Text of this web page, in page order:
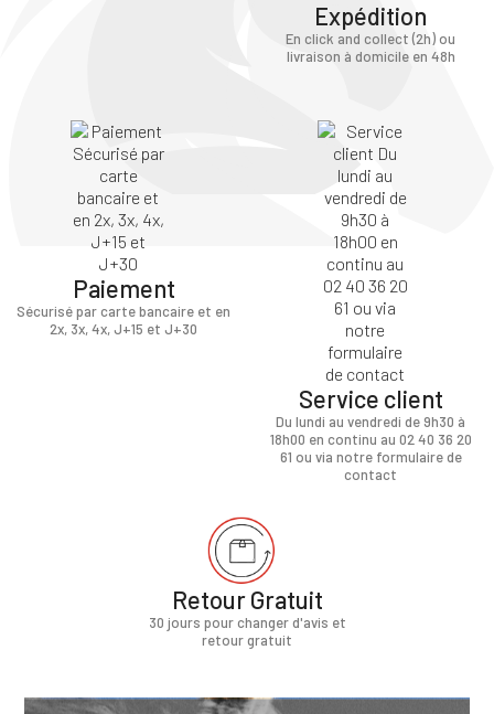
Expédition
En click and collect (2h) ou
livraison à domicile en 48h
Paiement
Sécurisé par carte bancaire et en
2x, 3x, 4x, J+15 et J+30
Service client
Du lundi au vendredi de 9h30 à
18h00 en continu au 02 40 36 20
61 ou via notre formulaire de
contact
Retour Gratuit
30 jours pour changer d'avis et
retour gratuit